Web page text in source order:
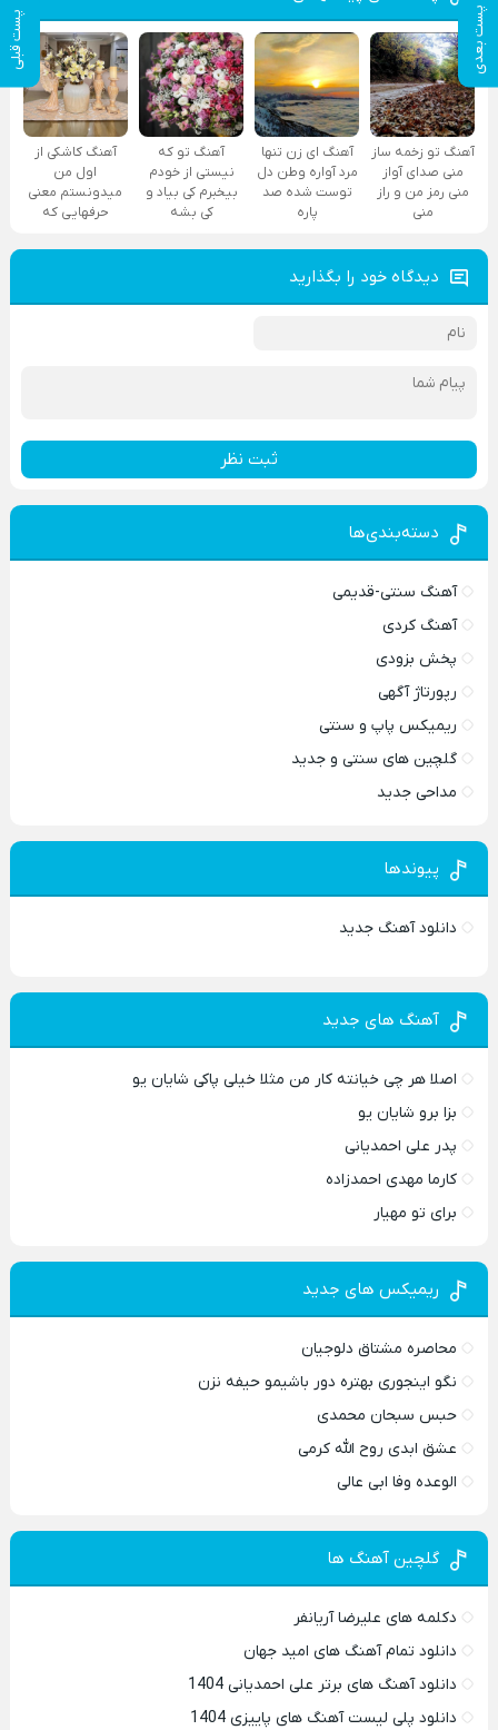
پست بعدی پست قبلی
آهنگ تو زخمه ساز
منی صدای آواز
منی رمز من و راز
منی
آهنگ ای زن تنها
مرد آواره وطن دل
توست شده صد
پاره
آهنگ تو که
نیستی از خودم
بیخبرم کی بیاد و
کی بشه
آهنگ کاشکی از
اول من
میدونستم معنی
حرفهایی که
دیدگاه خود را بگذارید
ثبت نظر
دسته‌بندی‌ها
آهنگ سنتی-قدیمی
آهنگ کردی
پخش بزودی
رپورتاژ آگهی
ریمیکس پاپ و سنتی
گلچین های سنتی و جدید
مداحی جدید
پیوندها
دانلود آهنگ جدید
آهنگ های جدید
اصلا هر چی خیانته کار من مثلا خیلی پاکی شایان یو
بزا برو شایان یو
پدر علی احمدیانی
کارما مهدی احمدزاده
برای تو مهیار
ریمیکس های جدید
محاصره مشتاق دلوجیان
نگو اینجوری بهتره دور باشیمو حیفه نزن
حبس سبحان محمدی
عشق ابدی روح الله کرمی
الوعده وفا ابی عالی
گلچین آهنگ ها
دکلمه های علیرضا آریانفر
دانلود تمام آهنگ های امید جهان
دانلود آهنگ های برتر علی احمدیانی 1404
دانلود پلی لیست آهنگ های پاییزی 1404